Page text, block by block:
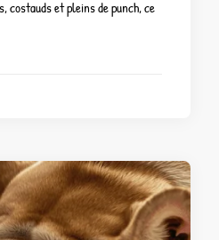
costauds et pleins de punch, ce